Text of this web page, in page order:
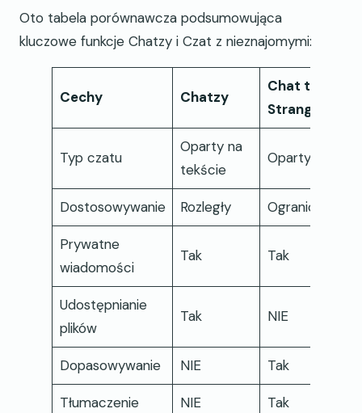
Oto tabela porównawcza podsumowująca
kluczowe funkcje Chatzy i Czat z nieznajomymi:
Cechy Chatzy
Chat to
Strangers
Typ czatu
Oparty na
tekście
Oparty na
Dostosowywanie Rozległy Ograniczony
Prywatne
wiadomości
Tak Tak
Udostępnianie
plików
Tak NIE
Dopasowywanie NIE Tak
Tłumaczenie NIE Tak